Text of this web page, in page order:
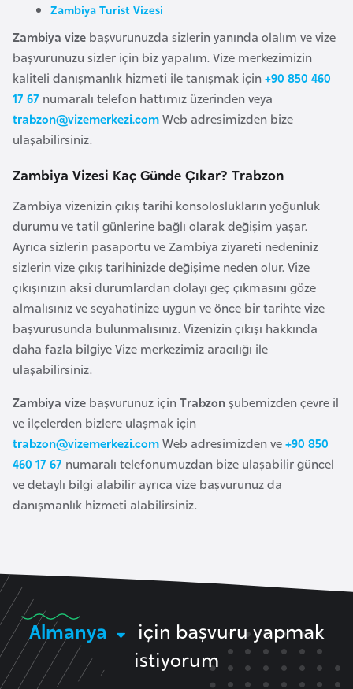
Zambiya Turist Vizesi
Zambiya vize başvurunuzda sizlerin yanında olalım ve vize
başvurunuzu sizler için biz yapalım. Vize merkezimizin
kaliteli danışmanlık hizmeti ile tanışmak için+90 850 460
17 67 numaralı telefon hattımız üzerinden veya
trabzon@vizemerkezi.comWeb adresimizden bize
ulaşabilirsiniz.
Zambiya Vizesi Kaç Günde Çıkar? Trabzon
Zambiya vizenizin çıkış tarihi konsoloslukların yoğunluk
durumu ve tatil günlerine bağlı olarak değişim yaşar.
Ayrıca sizlerin pasaportu ve Zambiya ziyareti nedeniniz
sizlerin vize çıkış tarihinizde değişime neden olur. Vize
çıkışınızın aksi durumlardan dolayı geç çıkmasını göze
almalısınız ve seyahatinize uygun ve önce bir tarihte vize
başvurusunda bulunmalısınız. Vizenizin çıkışı hakkında
daha fazla bilgiye Vize merkezimiz aracılığı ile
ulaşabilirsiniz.
Zambiya vize başvurunuz içinTrabzonşubemizden çevre il
ve ilçelerden bizlere ulaşmak için
trabzon@vizemerkezi.comWeb adresimizden ve+90 850
460 17 67 numaralı telefonumuzdan bize ulaşabilir güncel
ve detaylı bilgi alabilir ayrıca vize başvurunuz da
danışmanlık hizmeti alabilirsiniz.
Almanya
için başvuru yapmak
istiyorum
C
i
b
u
t
Ç
i
n
D
a
n
i
m
r
k
a
D
k
r
a
t